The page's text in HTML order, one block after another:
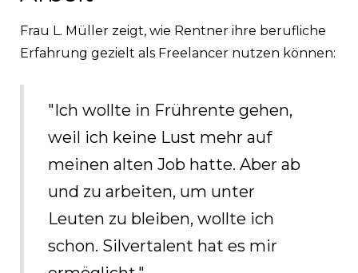
Frau L. Müller zeigt, wie Rentner ihre berufliche
Erfahrung gezielt als Freelancer nutzen können:
"Ich wollte in Frührente gehen,
weil ich keine Lust mehr auf
meinen alten Job hatte. Aber ab
und zu arbeiten, um unter
Leuten zu bleiben, wollte ich
schon. Silvertalent hat es mir